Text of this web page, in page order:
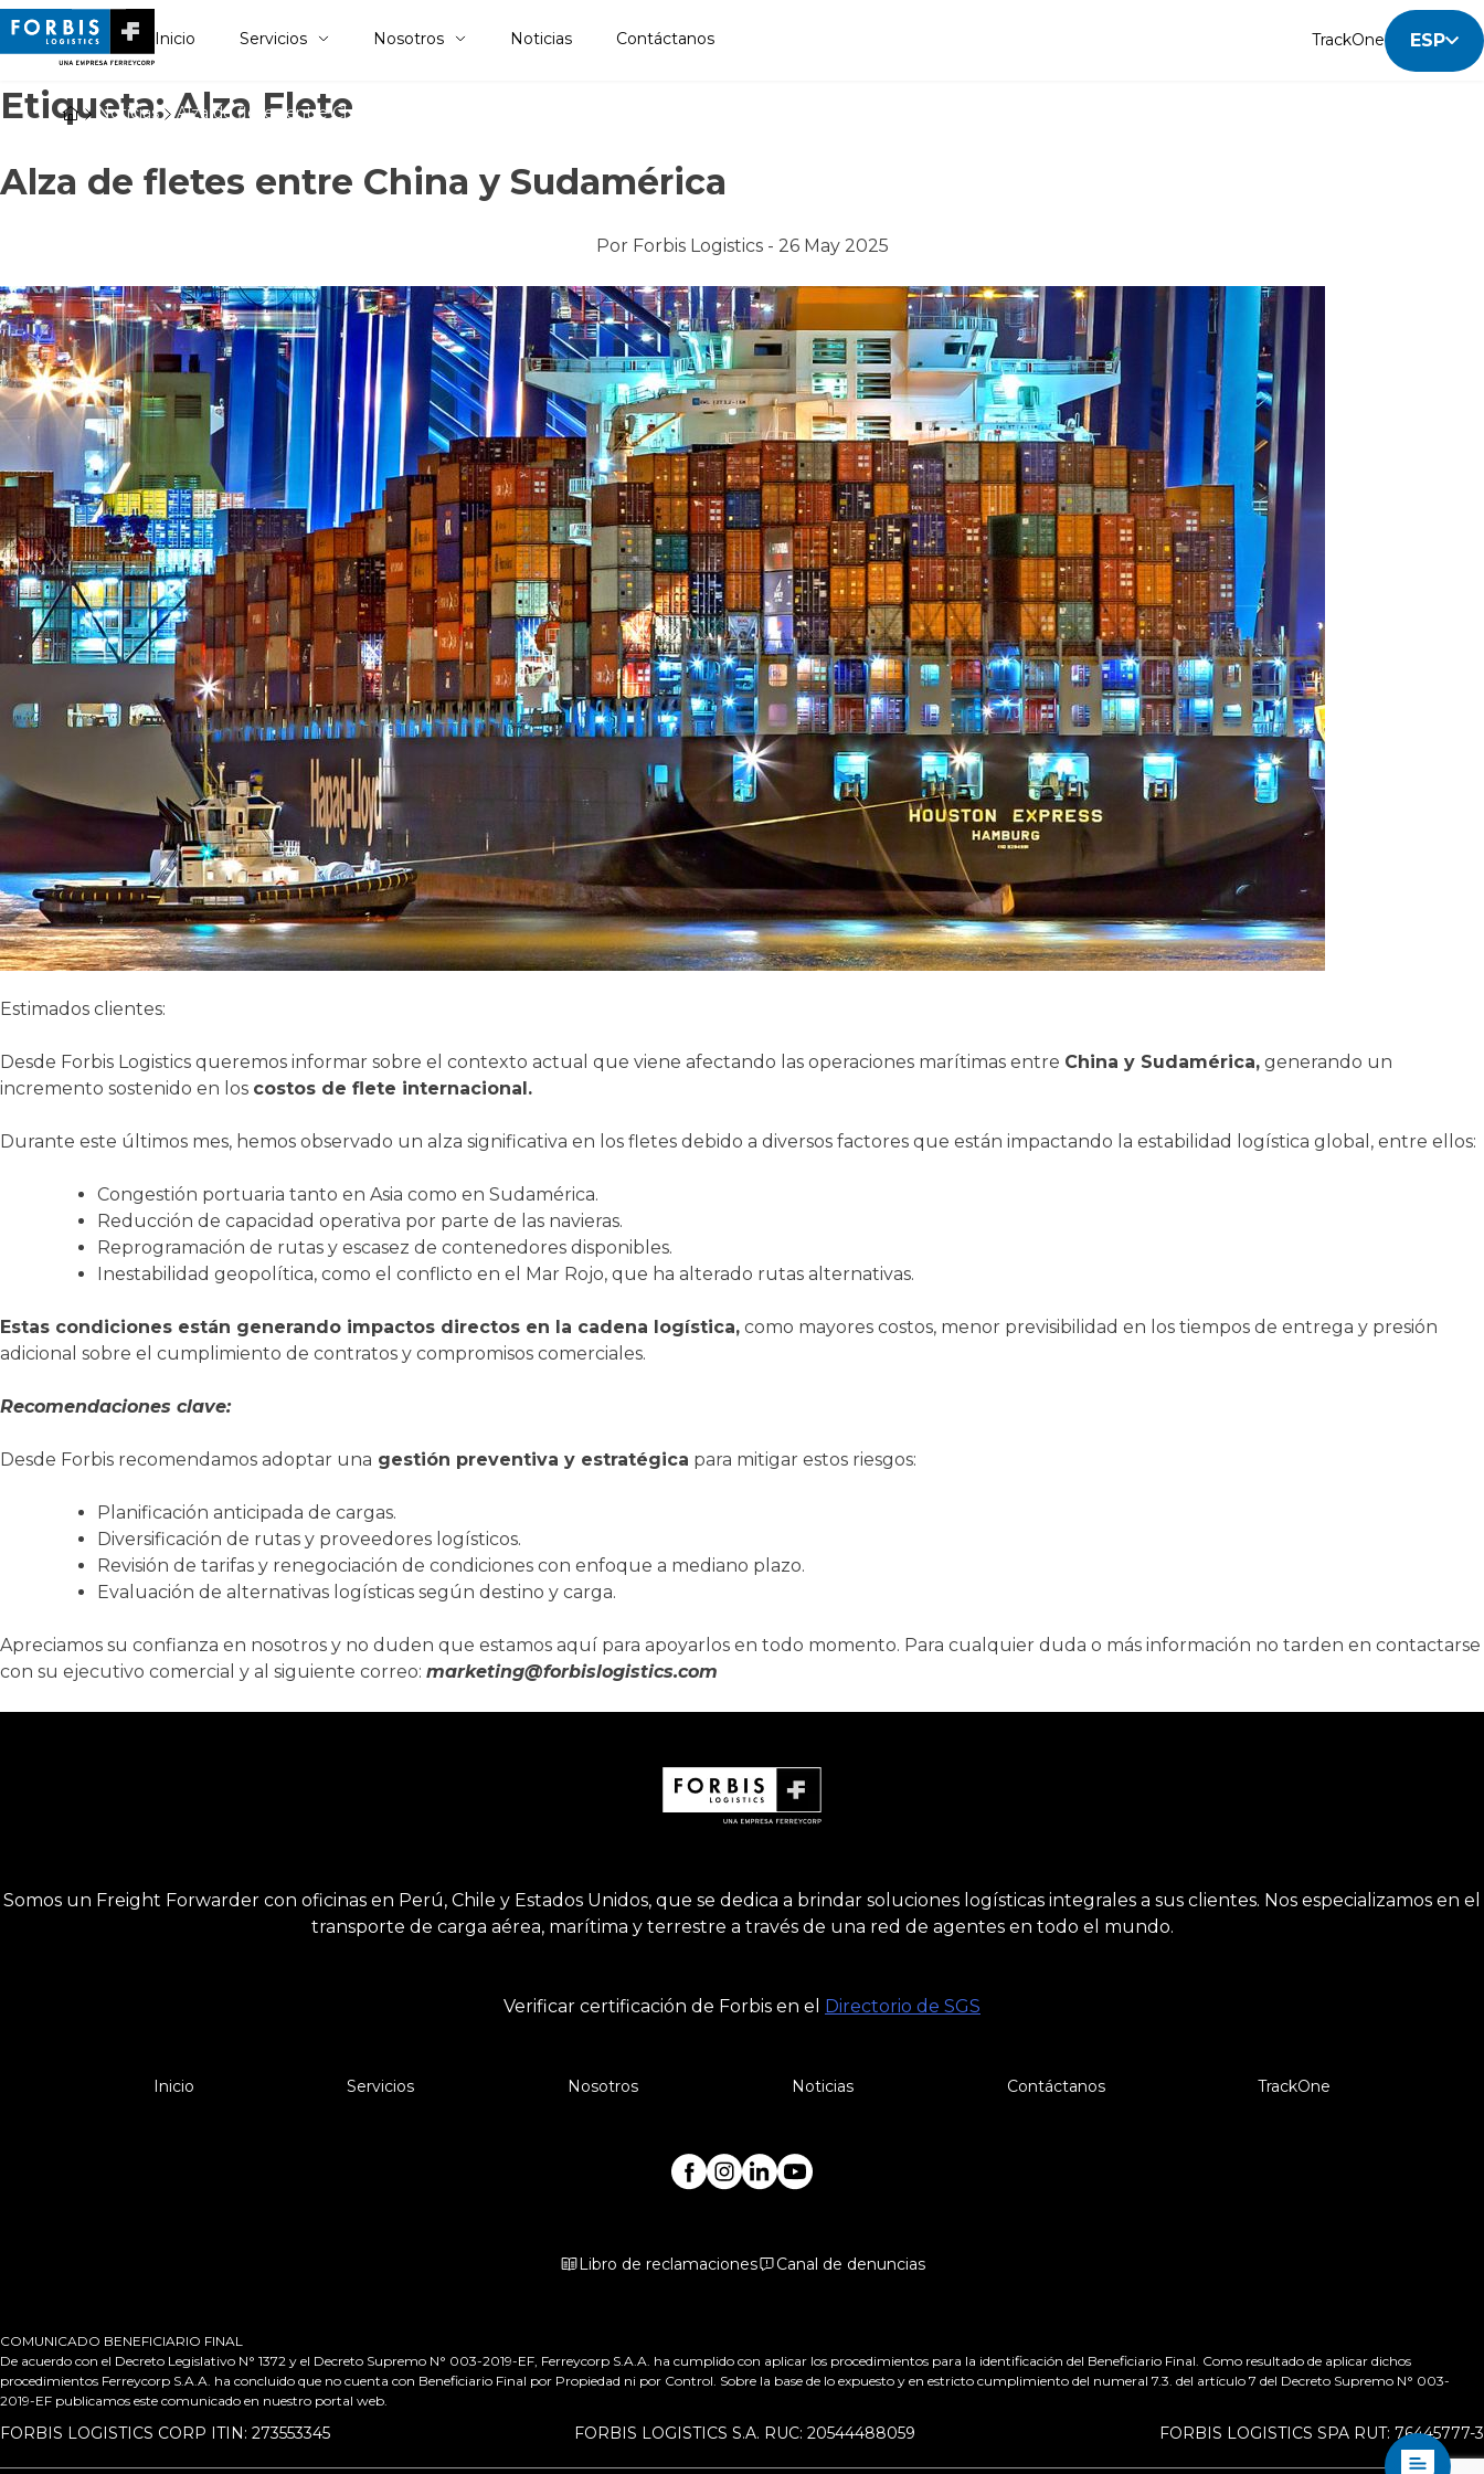
Inicio Servicios Nosotros Noticias Contáctanos TrackOne ESP
Etiqueta:Alza Flete
Noticias Alza de fletes entre China y Sudamérica
Alza de fletes entre China y Sudamérica
Por Forbis Logistics - 26 May 2025
Estimados clientes:
Desde Forbis Logistics queremos informar sobre el contexto actual que viene afectando las operaciones marítimas entre China y Sudamérica, generando un
incremento sostenido en los costos de flete internacional.
Durante este últimos mes, hemos observado un alza significativa en los fletes debido a diversos factores que están impactando la estabilidad logística global, entre ellos:
Congestión portuaria tanto en Asia como en Sudamérica.
Reducción de capacidad operativa por parte de las navieras.
Reprogramación de rutas y escasez de contenedores disponibles.
Inestabilidad geopolítica, como el conflicto en el Mar Rojo, que ha alterado rutas alternativas.
Estas condiciones están generando impactos directos en la cadena logística, como mayores costos, menor previsibilidad en los tiempos de entrega y presión
adicional sobre el cumplimiento de contratos y compromisos comerciales.
Recomendaciones clave:
Desde Forbis recomendamos adoptar una gestión preventiva y estratégica para mitigar estos riesgos:
Planificación anticipada de cargas.
Diversificación de rutas y proveedores logísticos.
Revisión de tarifas y renegociación de condiciones con enfoque a mediano plazo.
Evaluación de alternativas logísticas según destino y carga.
Apreciamos su confianza en nosotros y no duden que estamos aquí para apoyarlos en todo momento. Para cualquier duda o más información no tarden en contactarse
con su ejecutivo comercial y al siguiente correo: marketing@forbislogistics.com
Somos un Freight Forwarder con oficinas en Perú, Chile y Estados Unidos, que se dedica a brindar soluciones logísticas integrales a sus clientes. Nos especializamos en el
transporte de carga aérea, marítima y terrestre a través de una red de agentes en todo el mundo.
Verificar certificación de Forbis en el Directorio de SGS
Inicio Servicios Nosotros Noticias Contáctanos TrackOne
Libro de reclamaciones Canal de denuncias
COMUNICADO BENEFICIARIO FINAL
De acuerdo con el Decreto Legislativo N° 1372 y el Decreto Supremo N° 003-2019-EF, Ferreycorp S.A.A. ha cumplido con aplicar los procedimientos para la identificación del Beneficiario Final. Como resultado de aplicar dichos
procedimientos Ferreycorp S.A.A. ha concluido que no cuenta con Beneficiario Final por Propiedad ni por Control. Sobre la base de lo expuesto y en estricto cumplimiento del numeral 7.3. del artículo 7 del Decreto Supremo N° 003-
2019-EF publicamos este comunicado en nuestro portal web.
FORBIS LOGISTICS CORP ITIN: 273553345 FORBIS LOGISTICS S.A. RUC: 20544488059 FORBIS LOGISTICS SPA RUT: 76445777-3